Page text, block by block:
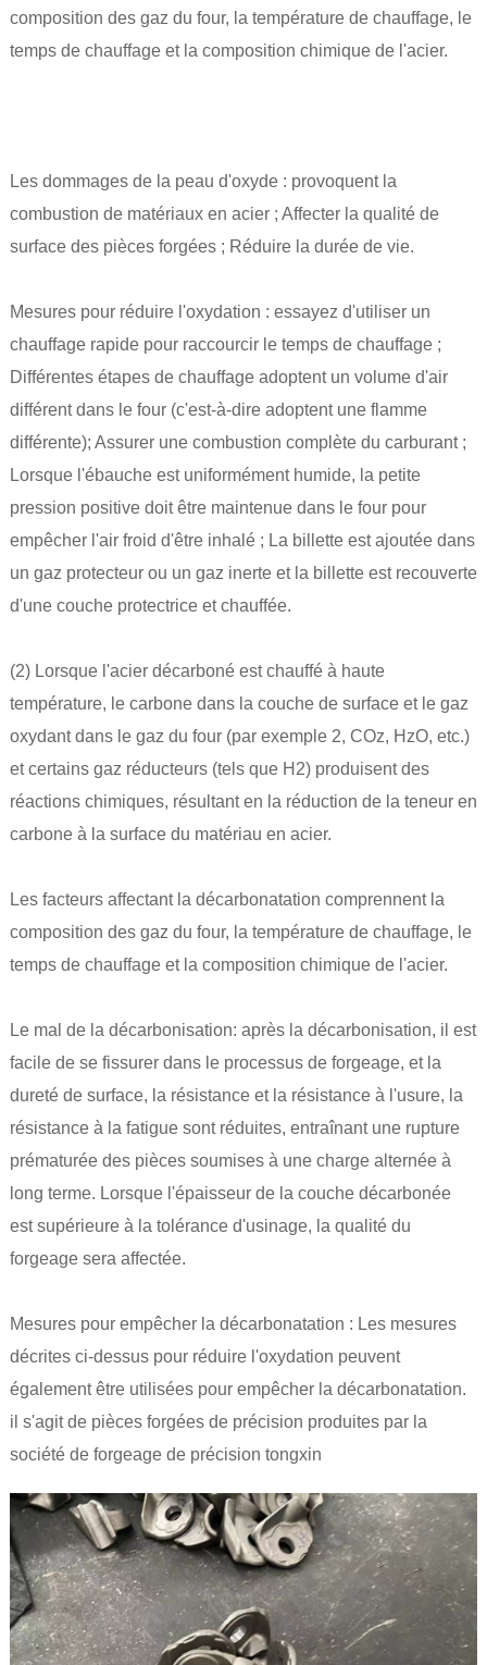
composition des gaz du four, la température de chauffage, le
temps de chauffage et la composition chimique de l'acier.
Les dommages de la peau d'oxyde : provoquent la
combustion de matériaux en acier ; Affecter la qualité de
surface des pièces forgées ; Réduire la durée de vie.
Mesures pour réduire l'oxydation : essayez d'utiliser un
chauffage rapide pour raccourcir le temps de chauffage ;
Différentes étapes de chauffage adoptent un volume d'air
différent dans le four (c'est-à-dire adoptent une flamme
différente); Assurer une combustion complète du carburant ;
Lorsque l'ébauche est uniformément humide, la petite
pression positive doit être maintenue dans le four pour
empêcher l'air froid d'être inhalé ; La billette est ajoutée dans
un gaz protecteur ou un gaz inerte et la billette est recouverte
d'une couche protectrice et chauffée.
(2) Lorsque l'acier décarboné est chauffé à haute
température, le carbone dans la couche de surface et le gaz
oxydant dans le gaz du four (par exemple 2, COz, HzO, etc.)
et certains gaz réducteurs (tels que H2) produisent des
réactions chimiques, résultant en la réduction de la teneur en
carbone à la surface du matériau en acier.
Les facteurs affectant la décarbonatation comprennent la
composition des gaz du four, la température de chauffage, le
temps de chauffage et la composition chimique de l'acier.
Le mal de la décarbonisation: après la décarbonisation, il est
facile de se fissurer dans le processus de forgeage, et la
dureté de surface, la résistance et la résistance à l'usure, la
résistance à la fatigue sont réduites, entraînant une rupture
prématurée des pièces soumises à une charge alternée à
long terme. Lorsque l'épaisseur de la couche décarbonée
est supérieure à la tolérance d'usinage, la qualité du
forgeage sera affectée.
Mesures pour empêcher la décarbonatation : Les mesures
décrites ci-dessus pour réduire l'oxydation peuvent
également être utilisées pour empêcher la décarbonatation.
il s'agit de pièces forgées de précision produites par la
société de forgeage de précision tongxin